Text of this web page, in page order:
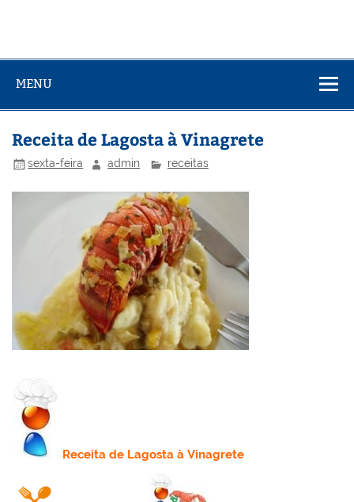
MENU
Receita de Lagosta à Vinagrete
sexta-feira admin receitas
Receitade Lagosta à Vinagrete